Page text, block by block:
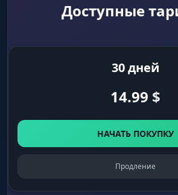
Уникальный билд
получает уникальную версию
разным кодом, что делает
мышками и клавиатурами. Не
дорогие Bloody или Logitech для
Доступные
30 дней
14.99 $
НАЧАТЬ ПОКУПКУ
Продление